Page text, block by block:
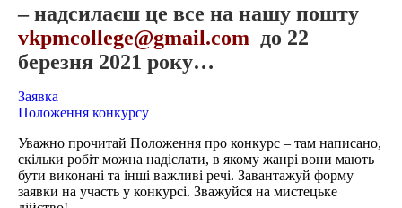
–надсилаєш це все на нашу пошту
vkpmcollege@gmail.com до 22
березня 2021 року…
Заявка
Положення конкурсу
Уважно прочитай Положення про конкурс – там написано,
скільки робіт можна надіслати, в якому жанрі вони мають
бути виконані та інші важливі речі. Завантажуй форму
заявки на участь у конкурсі. Зважуйся на мистецьке